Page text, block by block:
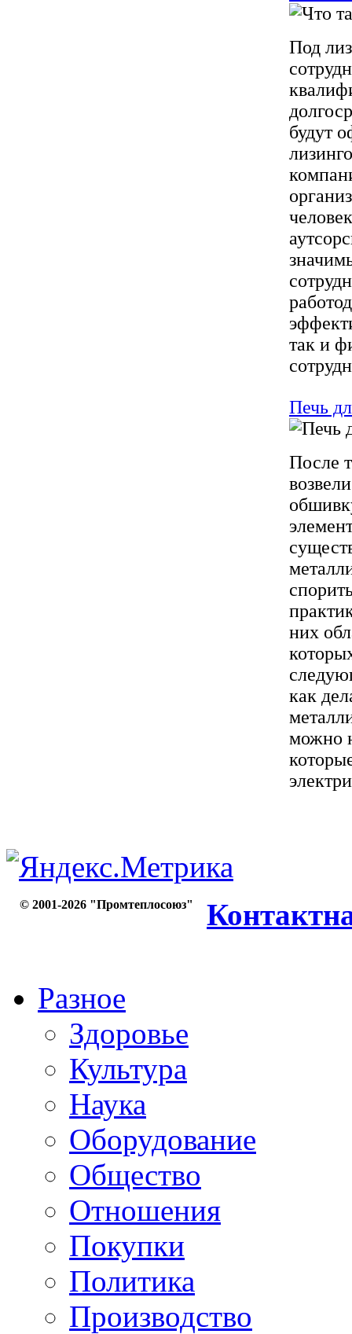
Под
будут
так и
Печь
После
них
как
можно
© 2001-2026 "Промтеплосоюз"
Разное
Здоровье
Культура
Наука
Оборудование
Общество
Отношения
Покупки
Политика
Производство